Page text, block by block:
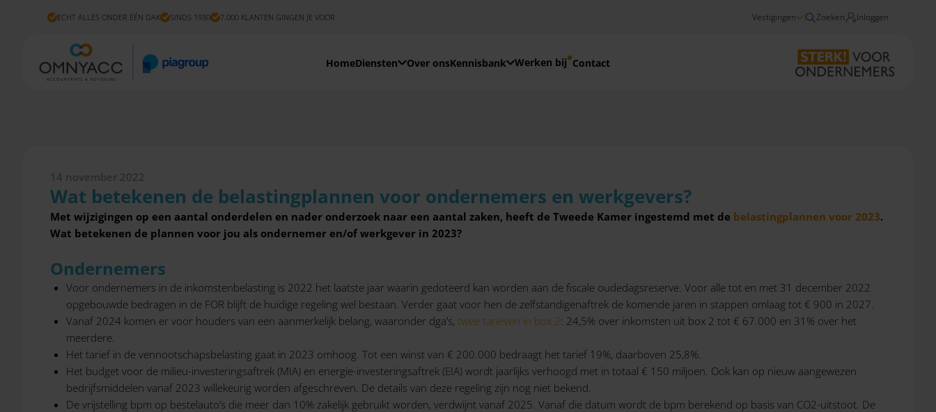
ECHT ALLES ONDER ÉÉN DAK SINDS 1930 7.000 KLANTEN GINGEN JE VOOR Vestigingen Zoeken Inloggen
HomeDiensten Over onsKennisbank Werken bij Contact
Wat betekenen de belastingplannen voor ondernemers en werkgevers?
14 november 2022
Wat betekenen de belastingplannen voor ondernemers en werkgevers?
Met wijzigingen op een aantal onderdelen en nader onderzoek naar een aantal zaken, heeft de Tweede Kamer ingestemd met de belastingplannen voor 2023.
Wat betekenen de plannen voor jou als ondernemer en/of werkgever in 2023?
Ondernemers
Voor ondernemers in de inkomstenbelasting is 2022 het laatste jaar waarin gedoteerd kan worden aan de fiscale oudedagsreserve. Voor alle tot en met 31 december 2022
opgebouwde bedragen in de FOR blijft de huidige regeling wel bestaan. Verder gaat voor hen de zelfstandigenaftrek de komende jaren in stappen omlaag tot € 900 in 2027.
Vanaf 2024 komen er voor houders van een aanmerkelijk belang, waaronder dga’s, twee tarieven in box 2: 24,5% over inkomsten uit box 2 tot € 67.000 en 31% over het
meerdere.
Het tarief in de vennootschapsbelasting gaat in 2023 omhoog. Tot een winst van € 200.000 bedraagt het tarief 19%, daarboven 25,8%.
Het budget voor de milieu-investeringsaftrek (MIA) en energie-investeringsaftrek (EIA) wordt jaarlijks verhoogd met in totaal € 150 miljoen. Ook kan op nieuw aangewezen
bedrijfsmiddelen vanaf 2023 willekeurig worden afgeschreven. De details van deze regeling zijn nog niet bekend.
De vrijstelling bpm op bestelauto’s die meer dan 10% zakelijk gebruikt worden, verdwijnt vanaf 2025. Vanaf die datum wordt de bpm berekend op basis van CO2-uitstoot. De